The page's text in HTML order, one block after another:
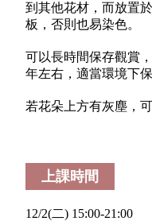
到其他花材，而放置
板，否則也易染色。
可以長時間保存觀賞
年左右，適當環境下
若花朵上方有灰塵，
上課時間
12/2(二) 15:00-21:00